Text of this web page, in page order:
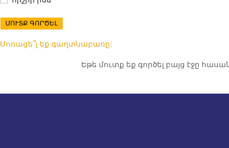
ՄՈՒՏՔ ԳՈՐԾԵԼ
Մոռացե՞լ եք գաղտնաբառը:
Եթե մուտք եք գործել բայց էջը